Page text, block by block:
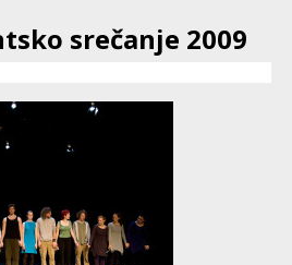
srečanje 2009